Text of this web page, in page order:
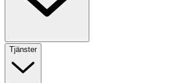
Tjänster